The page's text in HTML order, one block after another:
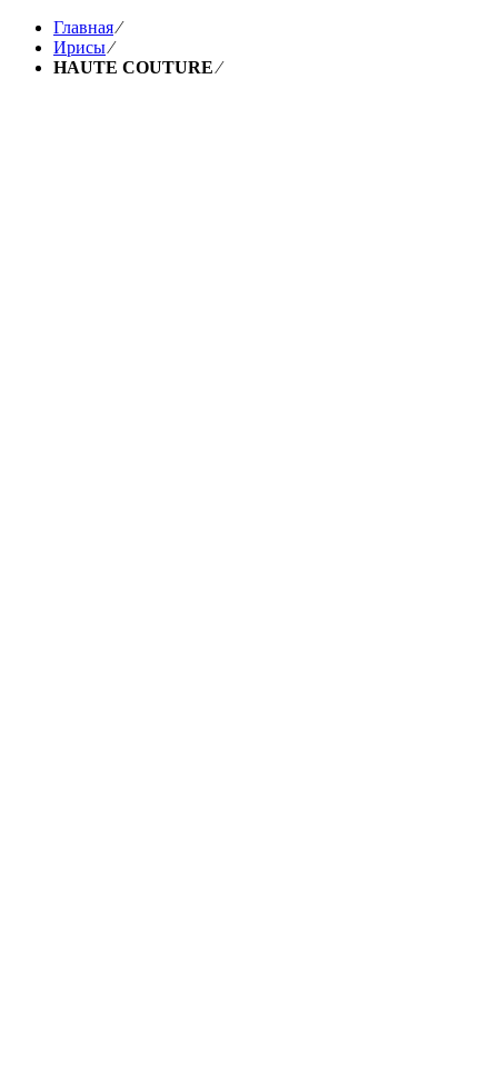
Главная⁄
Ирисы⁄
HAUTE COUTURE⁄